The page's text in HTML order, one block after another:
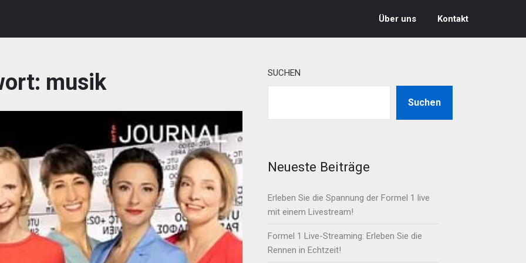
Über uns Kontakt
musik SUCHEN
Suchen
Neueste Beiträge
Erleben Sie die Spannung der Formel 1 live
mit einem Livestream!
Formel 1 Live-Streaming: Erleben Sie die
Rennen in Echtzeit!